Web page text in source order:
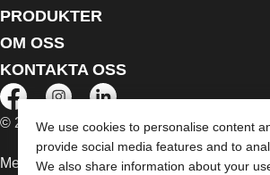
We use cookies to personalise content
provide social media features and to
We also share information about your
PRODUKTER
OM OSS
KONTAKTA OSS
© 2026 Dansac A/S. Med ensamrätt.
Medicintekniska enheter som säljs i EU är